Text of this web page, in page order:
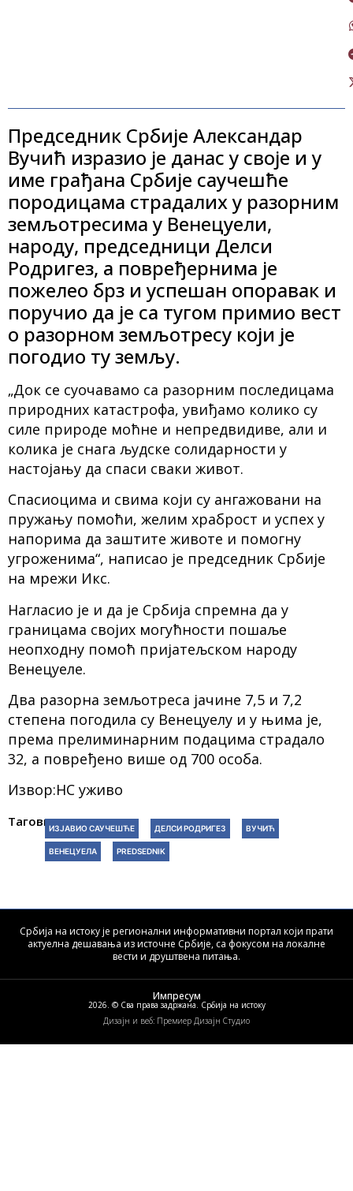
Председник Србије Александар
Вучић изразио је данас у своје и у
име грађана Србије саучешће
породицама страдалих у разорним
земљотресима у Венецуели,
народу, председници Делси
Родригез, а повређернима је
пожелео брз и успешан опоравак и
поручио да је са тугом примио вест
о разорном земљотресу који је
погодио ту земљу.
„Док се суочавамо са разорним последицама
природних катастрофа, увиђамо колико су
силе природе моћне и непредвидиве, али и
колика је снага људске солидарности у
настојању да спаси сваки живот.
Спасиоцима и свима који су ангажовани на
пружању помоћи, желим храброст и успех у
напорима да заштите животе и помогну
угроженима“, написао је председник Србије
на мрежи Икс.
Нагласио је и да је Србија спремна да у
границама својих могућности пошаље
неопходну помоћ пријатељском народу
Венецуеле.
Два разорна земљотреса јачине 7,5 и 7,2
степена погодила су Венецуелу и у њима је,
према прелиминарним подацима страдало
32, а повређено више од 700 особа.
Извор:НС уживо
Тагови:ИЗЈАВИО САУЧЕШЋЕ ДЕЛСИ РОДРИГЕЗ ВУЧИЋ
ВЕНЕЦУЕЛА PREDSEDNIK
Србија на истоку је регионални информативни портал који прати
актуелна дешавања из источне Србије, са фокусом на локалне
вести и друштвена питања.
2026. © Сва права задржана. Србија на истоку
Импресум
Дизајн и веб: Премиер Дизајн Студио